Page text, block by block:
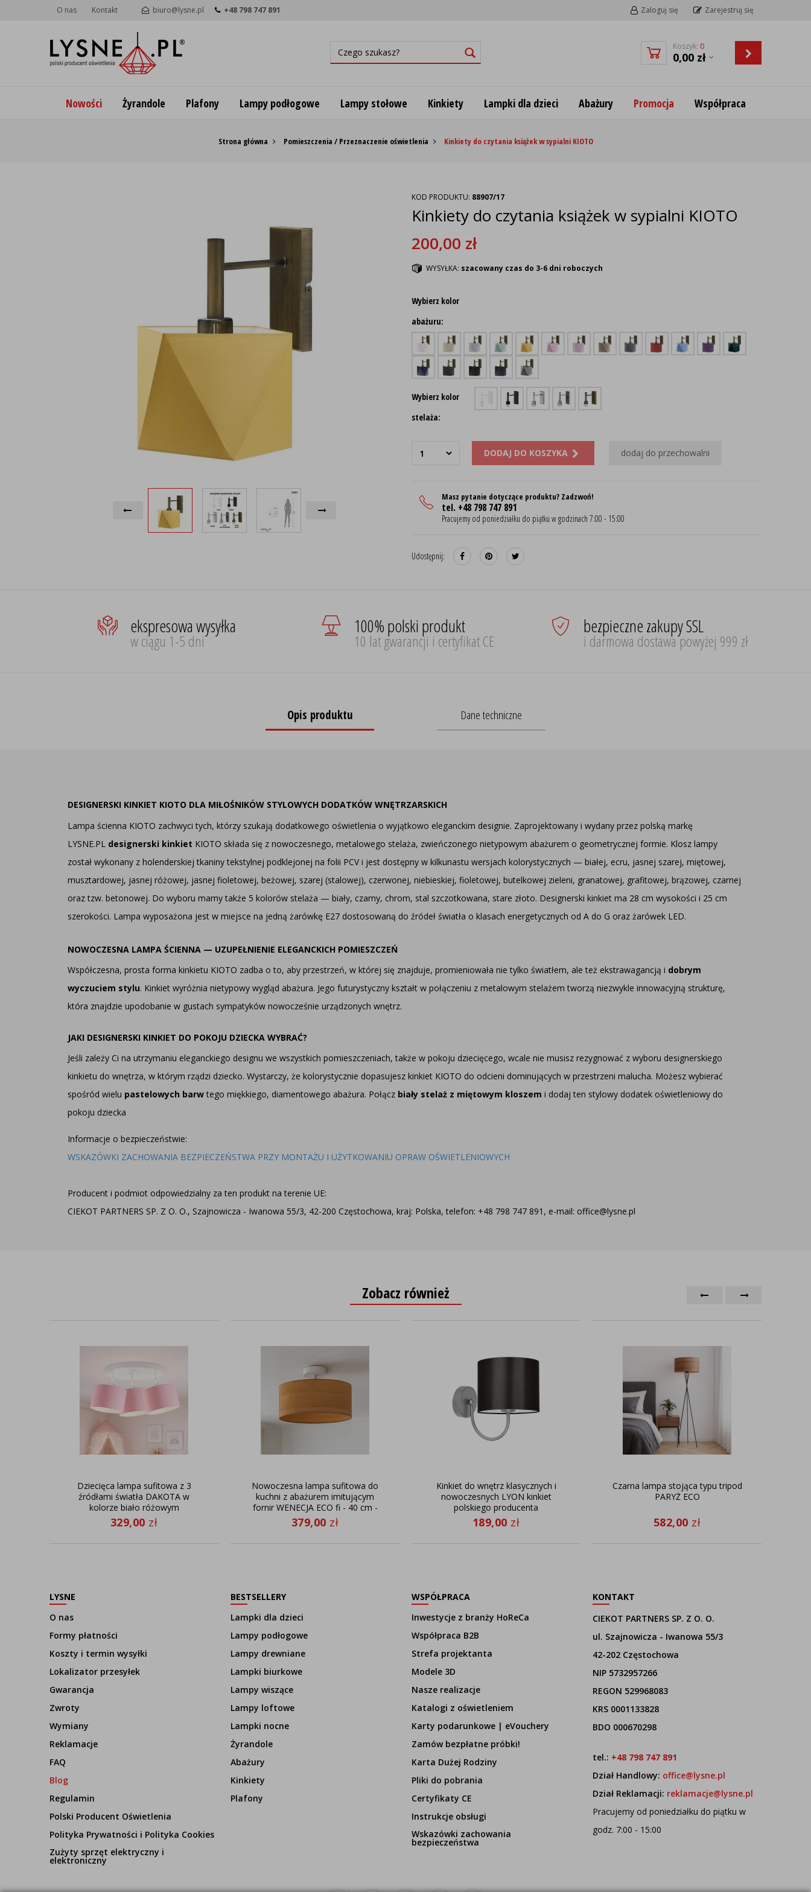
O nas Kontakt biuro@lysne.pl +48 798 747 891 Zaloguj się Zarejestruj się
Koszyk: 0
0,00 zł
Nowości Żyrandole Plafony Lampy podłogowe Lampy stołowe Kinkiety Lampki dla dzieci Abażury Promocja Współpraca
Strona główna Pomieszczenia / Przeznaczenie oświetlenia Kinkiety do czytania książek w sypialni KIOTO
KOD PRODUKTU: 88907/17
Kinkiety do czytania książek w sypialni KIOTO
200,00 zł
WYSYŁKA: szacowany czas do 3-6 dni roboczych
Wybierz kolor
abażuru:
Wybierz kolor
stelaża:
DODAJ DO KOSZYKA dodaj do przechowalni
Masz pytanie dotyczące produktu? Zadzwoń!
tel. +48 798 747 891
Pracujemy od poniedziałku do piątku w godzinach 7:00 - 15:00
Udostępnij:
ekspresowa wysyłka
w ciągu 1-5 dni
100% polski produkt
10 lat gwarancji i certyfikat CE
bezpieczne zakupy SSL
i darmowa dostawa powyżej 999 zł
Opis produktu Dane techniczne
DESIGNERSKI KINKIET KIOTO DLA MIŁOŚNIKÓW STYLOWYCH DODATKÓW WNĘTRZARSKICH
Lampa ścienna KIOTO zachwyci tych, którzy szukają dodatkowego oświetlenia o wyjątkowo eleganckim designie. Zaprojektowany i wydany przez polską markę
LYSNE.PL designerski kinkiet KIOTO składa się z nowoczesnego, metalowego stelaża, zwieńczonego nietypowym abażurem o geometrycznej formie. Klosz lampy
został wykonany z holenderskiej tkaniny tekstylnej podklejonej na folii PCV i jest dostępny w kilkunastu wersjach kolorystycznych — białej, ecru, jasnej szarej, miętowej,
musztardowej, jasnej różowej, jasnej fioletowej, beżowej, szarej (stalowej), czerwonej, niebieskiej, fioletowej, butelkowej zieleni, granatowej, grafitowej, brązowej, czarnej
oraz tzw. betonowej. Do wyboru mamy także 5 kolorów stelaża — biały, czarny, chrom, stal szczotkowana, stare złoto. Designerski kinkiet ma 28 cm wysokości i 25 cm
szerokości. Lampa wyposażona jest w miejsce na jedną żarówkę E27 dostosowaną do źródeł światła o klasach energetycznych od A do G oraz żarówek LED.
NOWOCZESNA LAMPA ŚCIENNA — UZUPEŁNIENIE ELEGANCKICH POMIESZCZEŃ
Współczesna, prosta forma kinkietu KIOTO zadba o to, aby przestrzeń, w której się znajduje, promieniowała nie tylko światłem, ale też ekstrawagancją i dobrym
wyczuciem stylu. Kinkiet wyróżnia nietypowy wygląd abażura. Jego futurystyczny kształt w połączeniu z metalowym stelażem tworzą niezwykle innowacyjną strukturę,
która znajdzie upodobanie w gustach sympatyków nowocześnie urządzonych wnętrz.
JAKI DESIGNERSKI KINKIET DO POKOJU DZIECKA WYBRAĆ?
Jeśli zależy Ci na utrzymaniu eleganckiego designu we wszystkich pomieszczeniach, także w pokoju dziecięcego, wcale nie musisz rezygnować z wyboru designerskiego
kinkietu do wnętrza, w którym rządzi dziecko. Wystarczy, że kolorystycznie dopasujesz kinkiet KIOTO do odcieni dominujących w przestrzeni malucha. Możesz wybierać
spośród wielu pastelowych barwtego miękkiego, diamentowego abażura. Połącz biały stelaż z miętowym kloszem i dodaj ten stylowy dodatek oświetleniowy do
pokoju dziecka
Informacje o bezpieczeństwie:
WSKAZÓWKI ZACHOWANIA BEZPIECZEŃSTWA PRZY MONTAŻU I UŻYTKOWANIU OPRAW OŚWIETLENIOWYCH
Producent i podmiot odpowiedzialny za ten produkt na terenie UE:
CIEKOT PARTNERS SP. Z O. O., Szajnowicza - Iwanowa 55/3, 42-200 Częstochowa, kraj: Polska, telefon: +48 798 747 891, e-mail: office@lysne.pl
Zobacz również
Dziecięca lampa sufitowa z 3
źródłami światła DAKOTA w
kolorze biało różowym
329,00 zł
Nowoczesna lampa sufitowa do
kuchni z abażurem imitującym
fornir WENECJA ECO fi - 40 cm -
kolor dąb sonoma
379,00 zł
Kinkiet do wnętrz klasycznych i
nowoczesnych LYON kinkiet
polskiego producenta
189,00 zł
Czarna lampa stojąca typu tripod
PARYŻ ECO
582,00 zł
LYSNE
O nas
Formy płatności
Koszty i termin wysyłki
Lokalizator przesyłek
Gwarancja
Zwroty
Wymiany
Reklamacje
FAQ
Blog
Regulamin
Polski Producent Oświetlenia
Polityka Prywatności i Polityka Cookies
Zużyty sprzęt elektryczny i
elektroniczny
BESTSELLERY
Lampki dla dzieci
Lampy podłogowe
Lampy drewniane
Lampki biurkowe
Lampy wiszące
Lampy loftowe
Lampki nocne
Żyrandole
Abażury
Kinkiety
Plafony
WSPÓŁPRACA
Inwestycje z branży HoReCa
Współpraca B2B
Strefa projektanta
Modele 3D
Nasze realizacje
Katalogi z oświetleniem
Karty podarunkowe | eVouchery
Zamów bezpłatne próbki!
Karta Dużej Rodziny
Pliki do pobrania
Certyfikaty CE
Instrukcje obsługi
Wskazówki zachowania
bezpieczeństwa
KONTAKT
CIEKOT PARTNERS SP. Z O. O.
ul. Szajnowicza - Iwanowa 55/3
42-202 Częstochowa
NIP 5732957266
REGON 529968083
KRS 0001133828
BDO 000670298
tel.: +48 798 747 891
Dział Handlowy: office@lysne.pl
Dział Reklamacji: reklamacje@lysne.pl
Pracujemy od poniedziałku do piątku w
godz. 7:00 - 15:00